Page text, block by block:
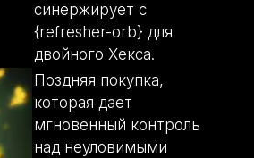
синержирует с
{refresher-orb} для
двойного Хекса.
Поздняя покупка,
которая дает
мгновенный контроль
над неуловимыми